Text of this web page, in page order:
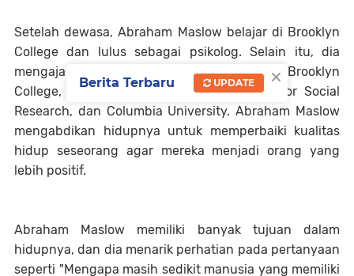
Setelah dewasa, Abraham Maslow belajar di Brooklyn
College dan lulus sebagai psikolog. Selain itu, dia
mengajar di Alliant International University, Brooklyn
College, Brandeis University, New School for Social
Research, dan Columbia University. Abraham Maslow
mengabdikan hidupnya untuk memperbaiki kualitas
hidup seseorang agar mereka menjadi orang yang
lebih positif.
Abraham Maslow memiliki banyak tujuan dalam
hidupnya, dan dia menarik perhatian pada pertanyaan
seperti "Mengapa masih sedikit manusia yang memiliki
×
Berita Terbaru UPDATE